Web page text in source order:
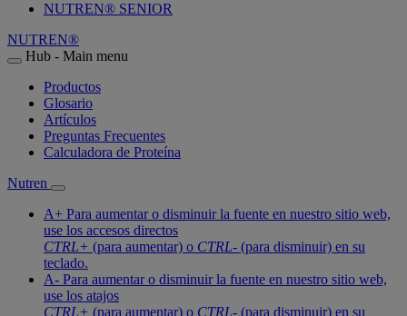
NUTREN® SENIOR
NUTREN®
Hub - Main menu
Productos
Glosario
Artículos
Preguntas Frecuentes
Calculadora de Proteína
Nutren
A+ Para aumentar o disminuir la fuente en nuestro sitio web,
use los accesos directos
CTRL+ (para aumentar) o CTRL- (para disminuir) en su
teclado.
A- Para aumentar o disminuir la fuente en nuestro sitio web,
use los atajos
CTRL+ (para aumentar) o CTRL- (para disminuir) en su